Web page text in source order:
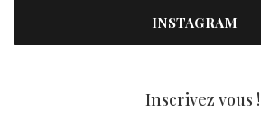
INSTAGRAM
Inscrivez vous !